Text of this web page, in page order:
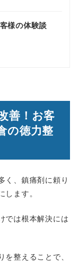
様の体験談
善！お客
の徳力整
く、鎮痛剤に頼り
ます。
では根本解決には
整えることで、